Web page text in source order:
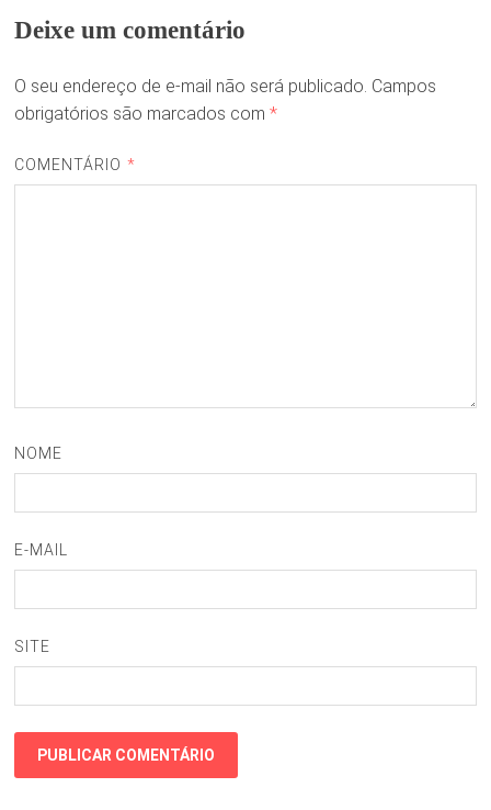
Deixe um comentário
O seu endereço de e-mail não será publicado. Campos
obrigatórios são marcados com *
COMENTÁRIO *
NOME
E-MAIL
SITE